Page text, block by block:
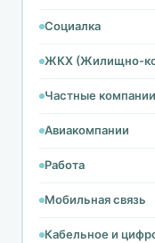
Социалка
ЖКХ (Жилищно-
Частные компании
Авиакомпании
Работа
Мобильная связь
Кабельное и